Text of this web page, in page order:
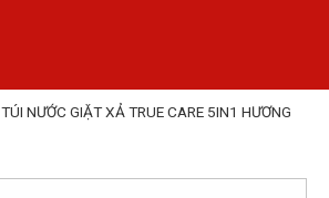
TÚI NƯỚC GIẶT XẢ TRUE CARE 5IN1 HƯƠNG